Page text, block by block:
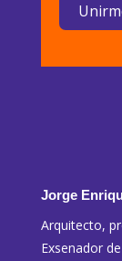
Jorge
Arquitecto,
Exsenador